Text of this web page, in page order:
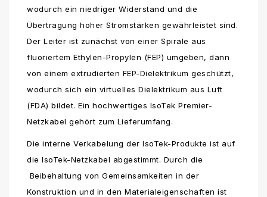
wodurch ein niedriger Widerstand und die
Übertragung hoher Stromstärken gewährleistet sind.
Der Leiter ist zunächst von einer Spirale aus
fluoriertem Ethylen-Propylen (FEP) umgeben, dann
von einem extrudierten FEP-Dielektrikum geschützt,
wodurch sich ein virtuelles Dielektrikum aus Luft
(FDA) bildet. Ein hochwertiges IsoTek Premier-
Netzkabel gehört zum Lieferumfang.
Die interne Verkabelung der IsoTek-Produkte ist auf
die IsoTek-Netzkabel abgestimmt. Durch die
Beibehaltung von Gemeinsamkeiten in der
Konstruktion und in den Materialeigenschaften ist